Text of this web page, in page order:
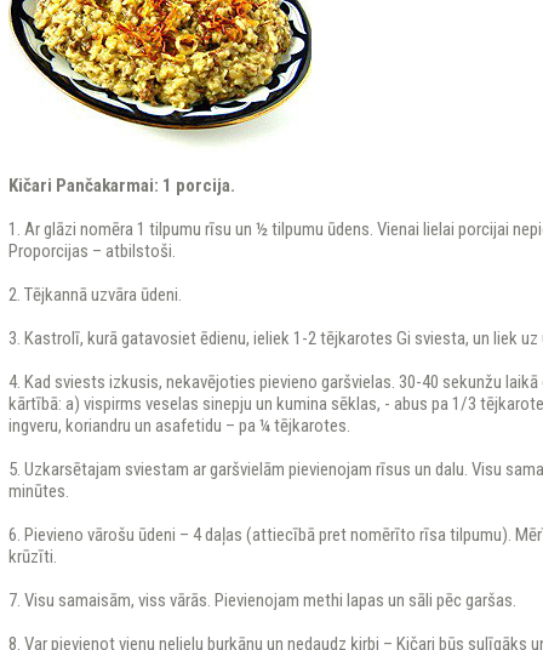
Kičari Pančakarmai: 1 porcija.
1. Ar glāzi nomēra 1 tilpumu rīsu un ½ tilpumu ūdens. Vienai lielai porcijai
Proporcijas – atbilstoši.
2. Tējkannā uzvāra ūdeni.
3. Kastrolī, kurā gatavosiet ēdienu, ieliek 1-2 tējkarotes Gi sviesta, un liek uz
4. Kad sviests izkusis, nekavējoties pievieno garšvielas. 30-40 sekunžu
kārtībā: a) vispirms veselas sinepju un kumina sēklas, - abus pa 1/3
ingveru, koriandru un asafetidu – pa ¼ tējkarotes.
5. Uzkarsētajam sviestam ar garšvielām pievienojam rīsus un dalu. Visu
minūtes.
6. Pievieno vārošu ūdeni – 4 daļas (attiecībā pret nomērīto rīsa tilpumu).
krūzīti.
7. Visu samaisām, viss vārās. Pievienojam methi lapas un sāli pēc garšas.
8. Var pievienot vienu nelielu burkānu un nedaudz ķirbi – Kičari būs sulīgāks